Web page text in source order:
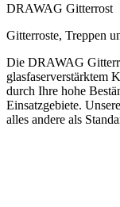
DRAWAG Gitterrost
Gitterroste, Treppen
Die DRAWAG
glasfaserverstärktem
durch Ihre hohe
Einsatzgebiete.
alles andere als